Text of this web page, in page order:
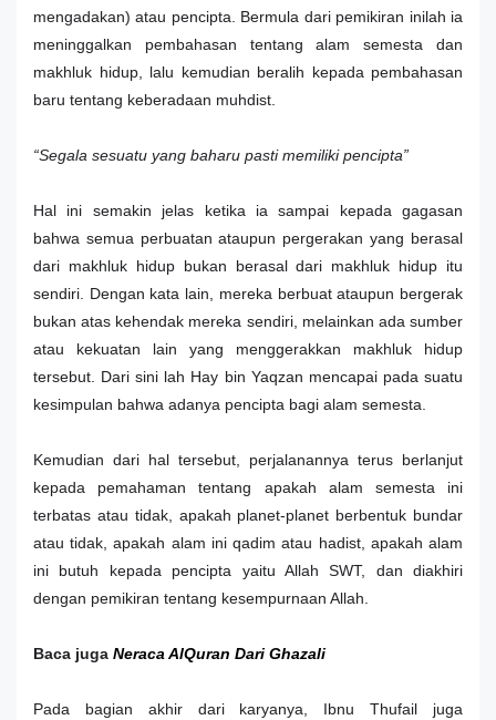
mengadakan) atau pencipta. Bermula dari pemikiran inilah ia
meninggalkan pembahasan tentang alam semesta dan
makhluk hidup, lalu kemudian beralih kepada pembahasan
baru tentang keberadaan muhdist.
“Segala sesuatu yang baharu pasti memiliki pencipta”
Hal ini semakin jelas ketika ia sampai kepada gagasan
bahwa semua perbuatan ataupun pergerakan yang berasal
dari makhluk hidup bukan berasal dari makhluk hidup itu
sendiri. Dengan kata lain, mereka berbuat ataupun bergerak
bukan atas kehendak mereka sendiri, melainkan ada sumber
atau kekuatan lain yang menggerakkan makhluk hidup
tersebut. Dari sini lah Hay bin Yaqzan mencapai pada suatu
kesimpulan bahwa adanya pencipta bagi alam semesta.
Kemudian dari hal tersebut, perjalanannya terus berlanjut
kepada pemahaman tentang apakah alam semesta ini
terbatas atau tidak, apakah planet-planet berbentuk bundar
atau tidak, apakah alam ini qadim atau hadist, apakah alam
ini butuh kepada pencipta yaitu Allah SWT, dan diakhiri
dengan pemikiran tentang kesempurnaan Allah.
Baca juga Neraca AlQuran Dari Ghazali
Pada bagian akhir dari karyanya, Ibnu Thufail juga